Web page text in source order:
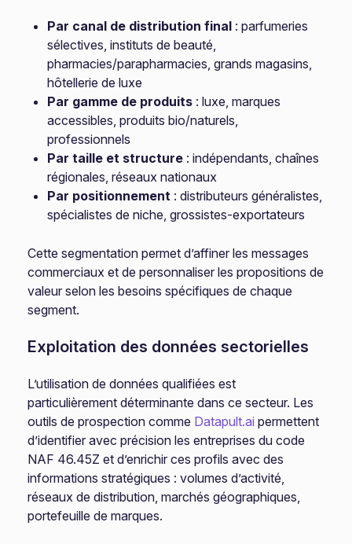
Par canal de distribution final : parfumeries
sélectives, instituts de beauté,
pharmacies/parapharmacies, grands magasins,
hôtellerie de luxe
Par gamme de produits : luxe, marques
accessibles, produits bio/naturels,
professionnels
Par taille et structure : indépendants, chaînes
régionales, réseaux nationaux
Par positionnement : distributeurs généralistes,
spécialistes de niche, grossistes-exportateurs
Cette segmentation permet d’affiner les messages
commerciaux et de personnaliser les propositions de
valeur selon les besoins spécifiques de chaque
segment.
Exploitation des données sectorielles
L’utilisation de données qualifiées est
particulièrement déterminante dans ce secteur. Les
outils de prospection comme Datapult.ai permettent
d’identifier avec précision les entreprises du code
NAF 46.45Z et d’enrichir ces profils avec des
informations stratégiques : volumes d’activité,
réseaux de distribution, marchés géographiques,
portefeuille de marques.